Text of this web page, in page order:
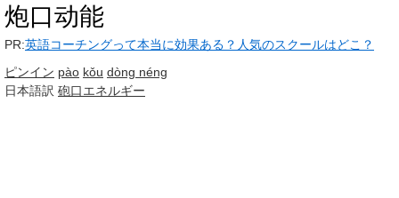
炮口动能
PR:英語コーチングって本当に効果ある？人気のスクールはどこ？
ピンイン pào kǒu dòng néng
日本語訳 砲口エネルギー